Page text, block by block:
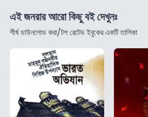
এই জনরার আরো কিছু বই দেখুনঃ
শীর্ষ ডাউনলোড করা/টপ রেটেড ইবুকের একটি তালিকা